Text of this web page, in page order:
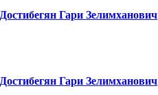
Достибегян Гари Зелимханович
Достибегян Гари Зелимханович